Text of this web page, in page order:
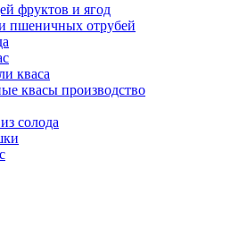
фруктов и ягод
пшеничных отрубей
кваса
квасы производство
солода